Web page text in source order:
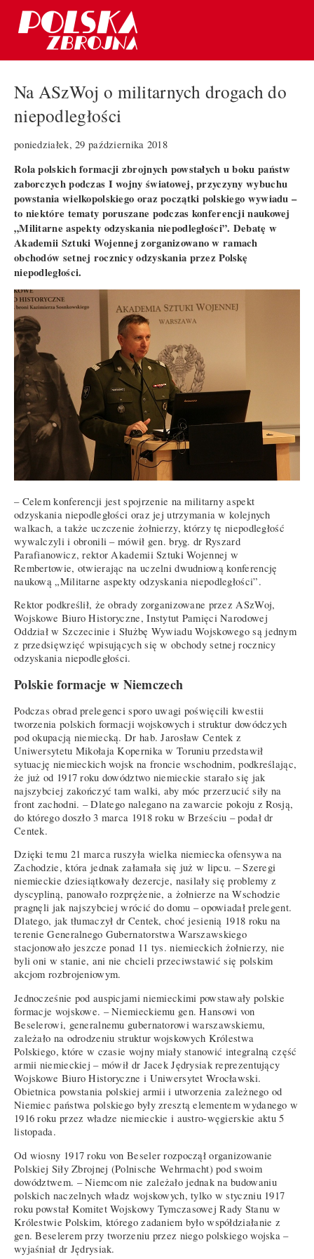
Na ASzWoj o militarnych drogach do
niepodległości
poniedziałek, 29 października 2018
Rola polskich formacji zbrojnych powstałych u boku państw
zaborczych podczas I wojny światowej, przyczyny wybuchu
powstania wielkopolskiego oraz początki polskiego wywiadu –
to niektóre tematy poruszane podczas konferencji naukowej
„Militarne aspekty odzyskania niepodległości”. Debatę w
Akademii Sztuki Wojennej zorganizowano w ramach
obchodów setnej rocznicy odzyskania przez Polskę
niepodległości.
– Celem konferencji jest spojrzenie na militarny aspekt
odzyskania niepodległości oraz jej utrzymania w kolejnych
walkach, a także uczczenie żołnierzy, którzy tę niepodległość
wywalczyli i obronili – mówił gen. bryg. dr Ryszard
Parafianowicz, rektor Akademii Sztuki Wojennej w
Rembertowie, otwierając na uczelni dwudniową konferencję
naukową „Militarne aspekty odzyskania niepodległości”.
Rektor podkreślił, że obrady zorganizowane przez ASzWoj,
Wojskowe Biuro Historyczne, Instytut Pamięci Narodowej
Oddział w Szczecinie i Służbę Wywiadu Wojskowego są jednym
z przedsięwzięć wpisujących się w obchody setnej rocznicy
odzyskania niepodległości.
Polskie formacje w Niemczech
Podczas obrad prelegenci sporo uwagi poświęcili kwestii
tworzenia polskich formacji wojskowych i struktur dowódczych
pod okupacją niemiecką. Dr hab. Jarosław Centek z
Uniwersytetu Mikołaja Kopernika w Toruniu przedstawił
sytuację niemieckich wojsk na froncie wschodnim, podkreślając,
że już od 1917 roku dowództwo niemieckie starało się jak
najszybciej zakończyć tam walki, aby móc przerzucić siły na
front zachodni. – Dlatego nalegano na zawarcie pokoju z Rosją,
do którego doszło 3 marca 1918 roku w Brześciu – podał dr
Centek.
Dzięki temu 21 marca ruszyła wielka niemiecka ofensywa na
Zachodzie, która jednak załamała się już w lipcu. – Szeregi
niemieckie dziesiątkowały dezercje, nasilały się problemy z
dyscypliną, panowało rozprężenie, a żołnierze na Wschodzie
pragnęli jak najszybciej wrócić do domu – opowiadał prelegent.
Dlatego, jak tłumaczył dr Centek, choć jesienią 1918 roku na
terenie Generalnego Gubernatorstwa Warszawskiego
stacjonowało jeszcze ponad 11 tys. niemieckich żołnierzy, nie
byli oni w stanie, ani nie chcieli przeciwstawić się polskim
akcjom rozbrojeniowym.
Jednocześnie pod auspicjami niemieckimi powstawały polskie
formacje wojskowe. – Niemieckiemu gen. Hansowi von
Beselerowi, generalnemu gubernatorowi warszawskiemu,
zależało na odrodzeniu struktur wojskowych Królestwa
Polskiego, które w czasie wojny miały stanowić integralną część
armii niemieckiej – mówił dr Jacek Jędrysiak reprezentujący
Wojskowe Biuro Historyczne i Uniwersytet Wrocławski.
Obietnica powstania polskiej armii i utworzenia zależnego od
Niemiec państwa polskiego były zresztą elementem wydanego w
1916 roku przez władze niemieckie i austro-węgierskie aktu 5
listopada.
Od wiosny 1917 roku von Beseler rozpoczął organizowanie
Polskiej Siły Zbrojnej (Polnische Wehrmacht) pod swoim
dowództwem. – Niemcom nie zależało jednak na budowaniu
polskich naczelnych władz wojskowych, tylko w styczniu 1917
roku powstał Komitet Wojskowy Tymczasowej Rady Stanu w
Królestwie Polskim, którego zadaniem było współdziałanie z
gen. Beselerem przy tworzeniu przez niego polskiego wojska –
wyjaśniał dr Jędrysiak.